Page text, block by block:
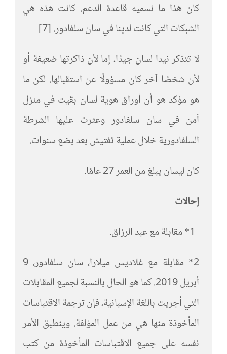
كان هذا ما نسميه قاعدة الدعم. كانت هذه هي
الشبكات التي كانت لدينا في سان سلفادور. [7]
لا تتذكر نيدا لسان جيدًا، إما لأن ذاكرتها ضعيفة أو
لأن شخصًا آخر كان مسؤولًا عن استقبالها. لكن ما
هو مؤكد هو أن أوراق هوية لسان بقيت في منزل
آمن في سان سلفادور وعثرت عليها الشرطة
السلفادورية خلال عملية تفتيش بعد بضع سنوات.
كان ليسان يبلغ من العمر 27 عامًا.
إحالات
2* مقابلة مع غلاديس ميلارا، سان سلفادور، 9
أبريل 2019. كما هو الحال بالنسبة لجميع المقابلات
التي أجريت باللغة الإسبانية، فإن ترجمة الاقتباسات
المأخوذة منها هي من عمل المؤلفة. وينطبق الأمر
نفسه على جميع الاقتباسات المأخوذة من كتب